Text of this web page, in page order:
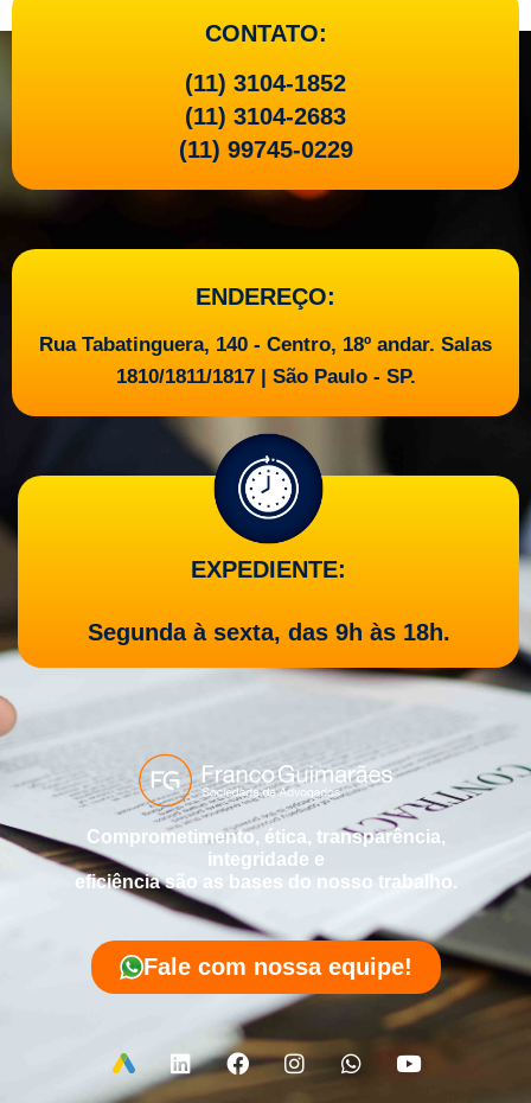
CONTATO:
(11) 3104-1852
(11) 3104-2683
(11) 99745-0229
ENDEREÇO:
Rua Tabatinguera, 140 - Centro, 18º andar. Salas
1810/1811/1817 | São Paulo - SP.
EXPEDIENTE:
Segunda à sexta, das 9h às 18h.
Comprometimento, ética, transparência,
integridade e
eficiência são as bases do nosso trabalho.
Fale com nossa equipe!